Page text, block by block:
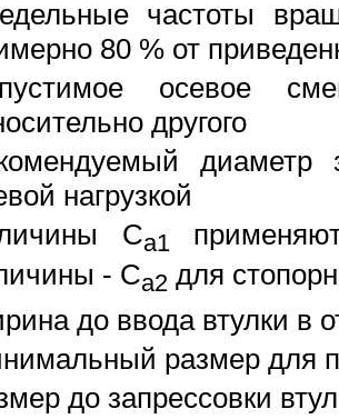
частоты
80 % от
осевое
другого
диаметр
нагрузкой
Ca1
- Ca2 для
до ввода втулки в
размер для
до запрессовки